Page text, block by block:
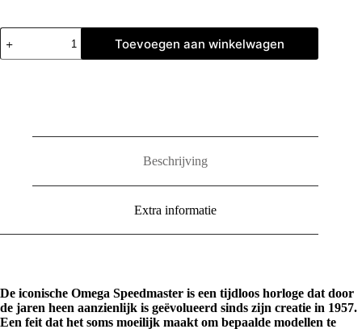
Moonwatch
Only:
The
Toevoegen aan winkelwagen
Beschrijving
Extra informatie
De iconische Omega Speedmaster is een tijdloos horloge dat door
de jaren heen aanzienlijk is geëvolueerd sinds zijn creatie in 1957.
Een feit dat het soms moeilijk maakt om bepaalde modellen te